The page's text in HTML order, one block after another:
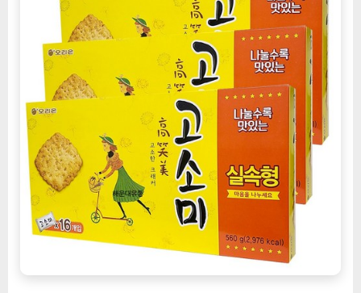
량:
스
낵
의
로
운
기
준
[CoffeeTimeNOW